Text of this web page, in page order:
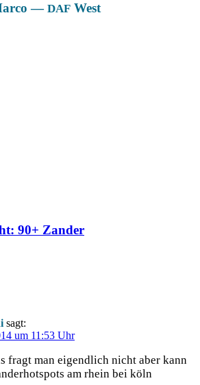
— DAF West
90+ Zander
sagt:
um 11:53 Uhr
fragt man eigend­lich nicht aber kann
am rhein bei köln